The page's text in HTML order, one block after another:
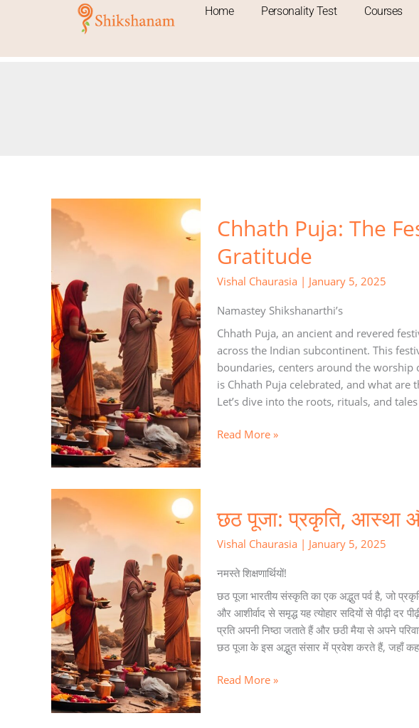
Home Personality Test Courses
Chhath Puja: The
Gratitude
Vishal Chaurasia | January 5, 2025
Namastey Shikshanarthi’s
Chhath Puja, an ancient and revered
across the Indian subcontinent. This
boundaries, centers around the worship
is Chhath Puja celebrated, and what are
Let’s dive into the roots, rituals, and
Puja:
The
Festival
of
and
Gratitude
Read More »
छठ पूजा: प्रकृति, आस्था
Vishal Chaurasia | January 5, 2025
नमस्ते शिक्षणार्थियों!
छठ पूजा भारतीय संस्कृति का एक अद्भुत पर्व है, जो
और आशीर्वाद से समृद्ध यह त्योहार सदियों से पीढ़ी दर
प्रति अपनी निष्ठा जताते हैं और छठी मैया से अपने
छठ पूजा के इस अद्भुत संसार में प्रवेश करते हैं, जहाँ
पूजा:
प्रकृति,
आस्था
संस्कृति
का
महापर्व
Read More »